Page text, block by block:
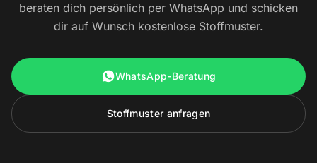
beraten dich persönlich per WhatsApp und schicken
dir auf Wunsch kostenlose Stoffmuster.
WhatsApp-Beratung
Stoffmuster anfragen